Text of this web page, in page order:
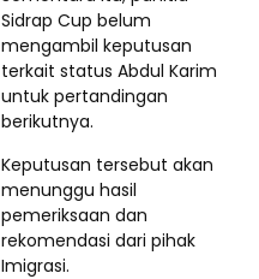
Sidrap Cup belum
mengambil keputusan
terkait status Abdul Karim
untuk pertandingan
berikutnya.
Keputusan tersebut akan
menunggu hasil
pemeriksaan dan
rekomendasi dari pihak
Imigrasi.